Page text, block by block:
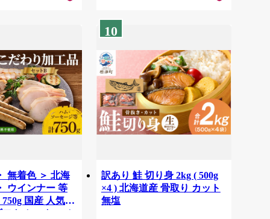
無着色 ＞ 北海
ウインナー 等
国産 人気
ト セット ハム
10
訳あり 鮭 切り身 2kg ( 500g
×4 ) 北海道産 骨取り カット
無塩